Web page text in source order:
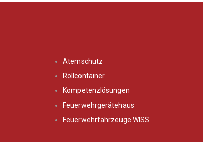
Atemschutz
Rollcontainer
Kompetenzlösungen
Feuerwehrgerätehaus
Feuerwehrfahrzeuge WISS